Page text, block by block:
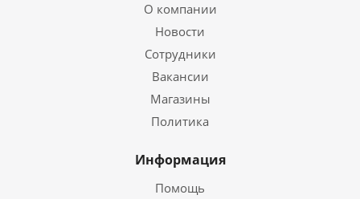
О компании
Новости
Сотрудники
Вакансии
Магазины
Политика
Информация
Помощь